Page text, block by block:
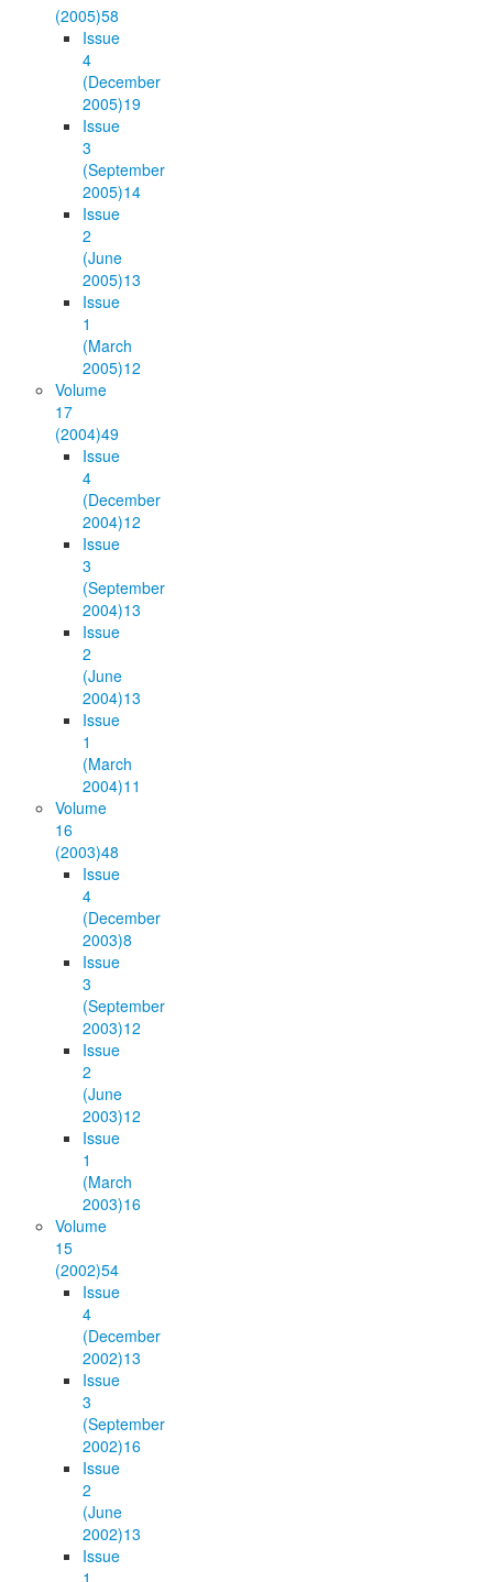
(2005)58
Issue
4
(December
2005)19
Issue
3
(September
2005)14
Issue
2
(June
2005)13
Issue
1
(March
2005)12
Volume
17
(2004)49
Issue
4
(December
2004)12
Issue
3
(September
2004)13
Issue
2
(June
2004)13
Issue
1
(March
2004)11
Volume
16
(2003)48
Issue
4
(December
2003)8
Issue
3
(September
2003)12
Issue
2
(June
2003)12
Issue
1
(March
2003)16
Volume
15
(2002)54
Issue
4
(December
2002)13
Issue
3
(September
2002)16
Issue
2
(June
2002)13
Issue
1